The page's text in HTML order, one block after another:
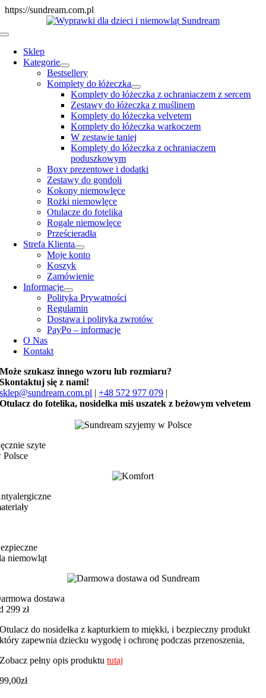
https://sundream.com.pl
to
Toggle
Navigation
Sklep
Kategorie
Bestsellery
Komplety do łóżeczka
Komplety do łóżeczka z ochraniaczem z sercem
Zestawy do łóżeczka z muślinem
Komplety do łóżeczka velvetem
Komplety do łóżeczka warkoczem
W zestawie taniej
Komplety do łóżeczka z ochraniaczem
poduszkowym
Boxy prezentowe i dodatki
Zestawy do gondoli
Kokony niemowlęce
Rożki niemowlęce
Otulacze do fotelika
Rogale niemowlęce
Prześcieradła
Strefa Klienta
Moje konto
Koszyk
Zamówienie
Informacje
Polityka Prywatności
Regulamin
Dostawa i polityka zwrotów
PayPo – informacje
O Nas
Kontakt
Może szukasz innego wzoru lub rozmiaru?
Skontaktuj się z nami!
sklep@sundream.com.pl |+48 572 977 079 |
Otulacz do fotelika, nosidełka miś uszatek z beżowym velvetem
szyte
Polsce
niemowląt
dostawa
299 zł
Otulacz do nosidełka z kapturkiem to miękki, i bezpieczny produkt
który zapewnia dziecku wygodę i ochronę podczas przenoszenia,
Zobacz pełny opis produktututaj
99,00zł